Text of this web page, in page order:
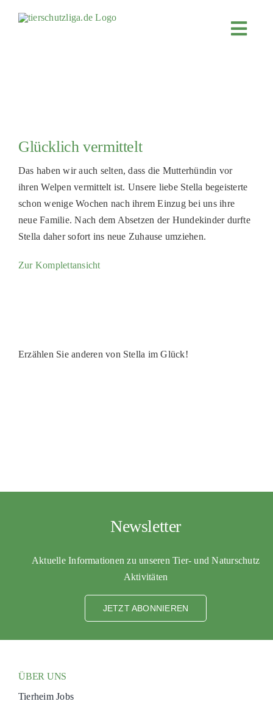
4KIDS
Glücklich vermittelt
Das haben wir auch selten, dass die Mutterhündin vor
ihren Welpen vermittelt ist. Unsere liebe Stella begeisterte
schon wenige Wochen nach ihrem Einzug bei uns ihre
neue Familie. Nach dem Absetzen der Hundekinder durfte
Stella daher sofort ins neue Zuhause umziehen.
Zur Komplettansicht
Erzählen Sie anderen von Stella im Glück!
Newsletter
Aktuelle Informationen zu unseren Tier- und Naturschutz
Aktivitäten
JETZT ABONNIEREN
ÜBER UNS
Tierheim Jobs